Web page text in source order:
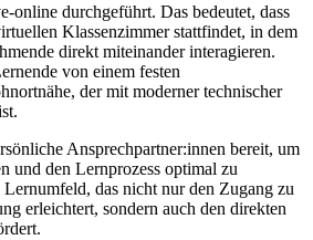
online durchgeführt. Das bedeutet, dass
Klassenzimmer stattfindet, in dem
direkt miteinander interagieren.
von einem festen
der mit moderner technischer
Ansprechpartner:innen bereit, um
und den Lernprozess optimal zu
Lernumfeld, das nicht nur den Zugang zu
erleichtert, sondern auch den direkten